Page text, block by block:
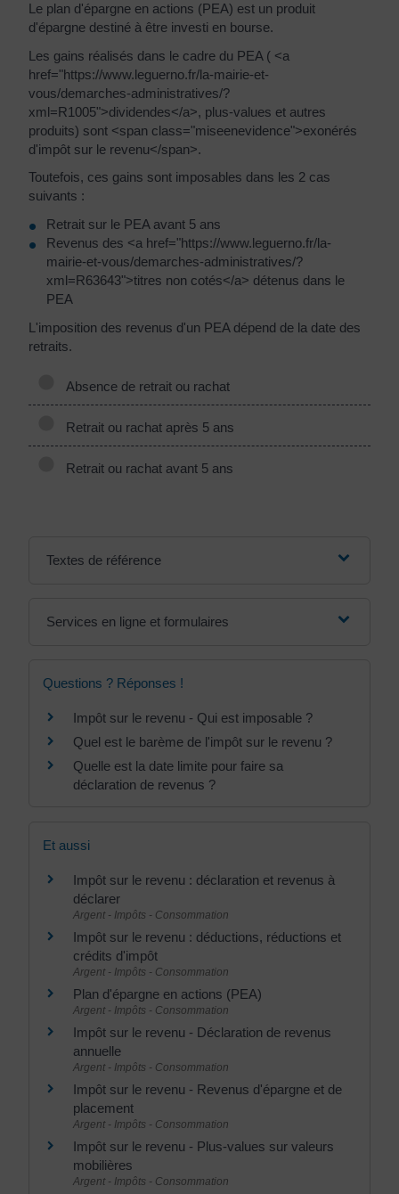
Le plan d'épargne en actions (PEA) est un produit
d'épargne destiné à être investi en bourse.
Les gains réalisés dans le cadre du PEA ( <a
href="https://www.leguerno.fr/la-mairie-et-
vous/demarches-administratives/?
xml=R1005">dividendes</a>, plus-values et autres
produits) sont <span class="miseenevidence">exonérés
d'impôt sur le revenu</span>.
Toutefois, ces gains sont imposables dans les 2 cas
suivants :
Retrait sur le PEA avant 5 ans
Revenus des <a href="https://www.leguerno.fr/la-
mairie-et-vous/demarches-administratives/?
xml=R63643">titres non cotés</a> détenus dans le
PEA
L'imposition des revenus d'un PEA dépend de la date des
retraits.
Absence de retrait ou rachat
Retrait ou rachat après 5 ans
Retrait ou rachat avant 5 ans
Textes de référence
Services en ligne et formulaires
Questions ? Réponses !
Impôt sur le revenu - Qui est imposable ?
Quel est le barème de l'impôt sur le revenu ?
Quelle est la date limite pour faire sa
déclaration de revenus ?
Et aussi
Impôt sur le revenu : déclaration et revenus à
déclarer
Argent - Impôts - Consommation
Impôt sur le revenu : déductions, réductions et
crédits d'impôt
Argent - Impôts - Consommation
Plan d'épargne en actions (PEA)
Argent - Impôts - Consommation
Impôt sur le revenu - Déclaration de revenus
annuelle
Argent - Impôts - Consommation
Impôt sur le revenu - Revenus d'épargne et de
placement
Argent - Impôts - Consommation
Impôt sur le revenu - Plus-values sur valeurs
mobilières
Argent - Impôts - Consommation